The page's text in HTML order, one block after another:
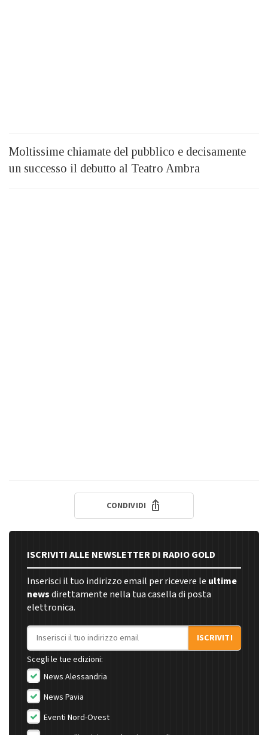
Moltissime chiamate del pubblico e decisamente
un successo il debutto al Teatro Ambra
CONDIVIDI
ISCRIVITI ALLE NEWSLETTER DI RADIO GOLD
Inserisci il tuo indirizzo email per ricevere le ultime
newsdirettamente nella tua casella di posta
elettronica.
Indirizzo email
ISCRIVITI
Scegli le tue edizioni:
News Alessandria
News Pavia
Eventi Nord-Ovest